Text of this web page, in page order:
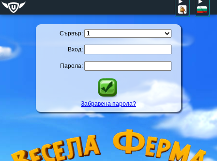
Сървър:
Вход:
Парола:
Забравена парола?